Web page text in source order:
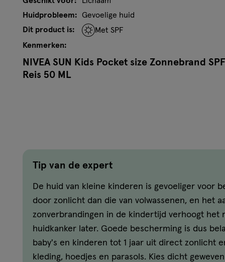
Huidprobleem:
Gevoelige huid
Dit product is:
Met SPF
Kenmerken:
NIVEA SUN Kids Pocket size Zonnebrand
Reis 50 ML
zonnemelk biedt onmiddellijke UVA- en UVB-
absorberend en eenvoudig aan te brengen zonder
reisverpakking maakt het ideaal voor gebruik onderweg,
uitstapjes. Getest door kinderartsen* en speciaal
kinderen.. Het beschermt niet alleen, maar ondersteunt
betrouwbare bescherming en gebruiksgemak in een
*Huidvriendelijkheid getest door kinderartsen en
Tip van de expert
De huid van kleine kinderen is gevoeliger voor
door zonlicht dan die van volwassenen, en het
zonverbrandingen in de kindertijd verhoogt het
huidkanker later. Goede bescherming is dus
baby's en kinderen tot 1 jaar uit direct zonlicht
kleding, hoedjes en parasols. Kies dicht